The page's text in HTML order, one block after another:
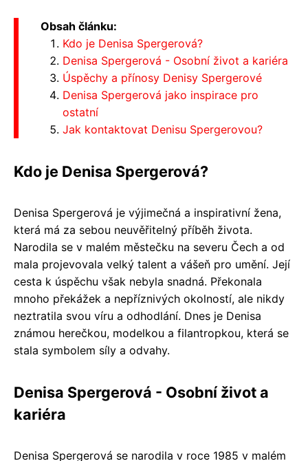
Obsah článku:
Kdo je Denisa Spergerová?
Denisa Spergerová - Osobní život a kariéra
Úspěchy a přínosy Denisy Spergerové
Denisa Spergerová jako inspirace pro
ostatní
Jak kontaktovat Denisu Spergerovou?
Kdo je Denisa Spergerová?
Denisa Spergerová je výjimečná a inspirativní žena,
která má za sebou neuvěřitelný příběh života.
Narodila se v malém městečku na severu Čech a od
mala projevovala velký talent a vášeň pro umění. Její
cesta k úspěchu však nebyla snadná. Překonala
mnoho překážek a nepříznivých okolností, ale nikdy
neztratila svou víru a odhodlání. Dnes je Denisa
známou herečkou, modelkou a filantropkou, která se
stala symbolem síly a odvahy.
Denisa Spergerová - Osobní život a
kariéra
Denisa Spergerová se narodila v roce 1985 v malém